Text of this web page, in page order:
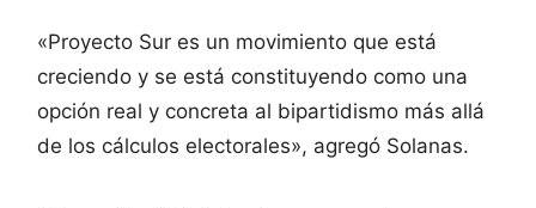
«Proyecto Sur es un movimiento que está
creciendo y se está constituyendo como una
opción real y concreta al bipartidismo más allá
de los cálculos electorales», agregó Solanas.